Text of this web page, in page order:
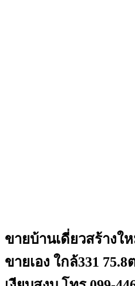
ขายบ้านเดี่ยวสร้างใ
ขายเอง ใกล้331